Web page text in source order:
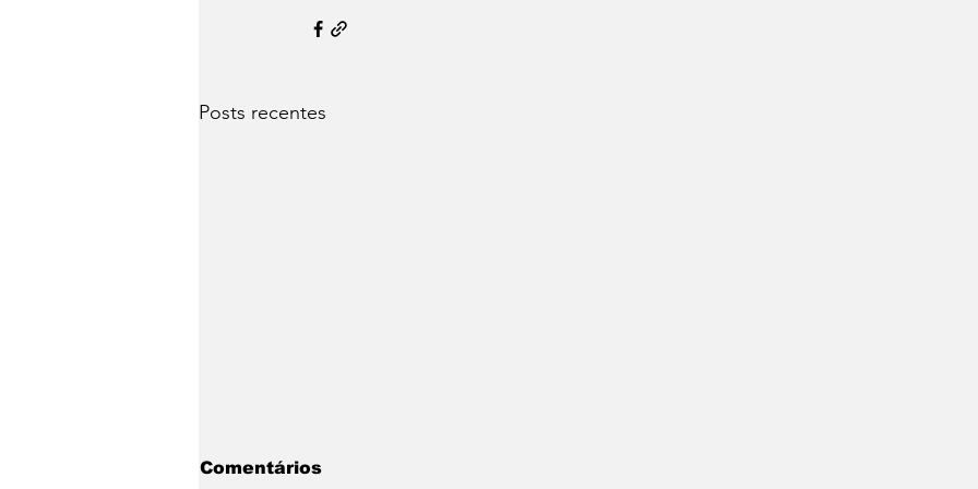
Posts recentes
Comentários